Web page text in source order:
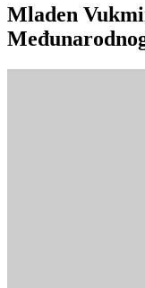
Mladen